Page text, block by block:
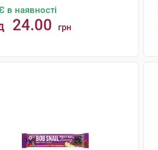
в наявності
24.00 грн